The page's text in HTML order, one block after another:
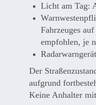
Licht am Tag:
Fahrzeuges
empfohlen, je
Der
aufgrund
Keine Anhalter